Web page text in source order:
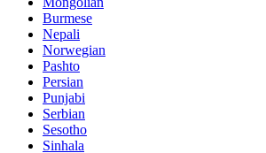
Burmese
Nepali
Norwegian
Pashto
Persian
Punjabi
Serbian
Sesotho
Sinhala